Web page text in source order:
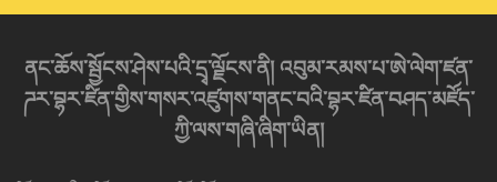
ནང་ཆོས་སྦྱོངས་ཤེས་པའི་དྲྭ་ལྗོངས་ནི། འབུམ་རམས་པ་ཨེ་ལེག་ཛན་
ཌར་བྷར་ཛིན་གྱིས་གསར་འཛུགས་གནང་བའི་བྷར་ཛིན་བཤད་མཛོད་
ཀྱི་ལས་གཞི་ཞིག་ཡིན།